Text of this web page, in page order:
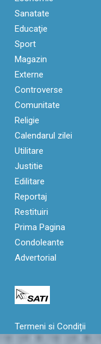
Sanatate
Educaţie
Sport
Magazin
Externe
Controverse
Comunitate
Religie
Calendarul zilei
Utilitare
Justitie
Edilitare
Reportaj
Restituiri
Prima Pagina
Condoleante
Advertorial
Termeni si Condiții